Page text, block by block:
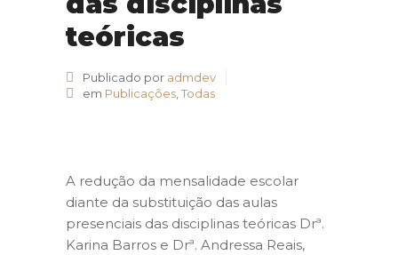
teóricas
Publicado por admdev
em Publicações,Todas
A redução da mensalidade escolar
diante da substituição das aulas
presenciais das disciplinas teóricas Drª.
Karina Barros e Drª. Andressa Reais,